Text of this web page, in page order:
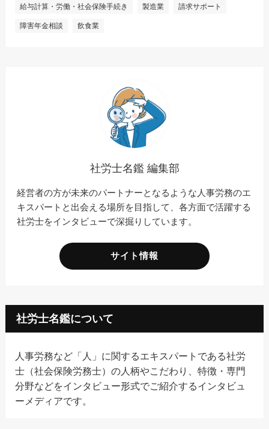
給与計算・労働・社会保険手続き 製造業 請求サポート
障害年金相談 飲食業
社労士名鑑 編集部
経営者の方が未来のパートナーとなるような人事労務のエ
キスパートと出会える場所を目指して、各方面で活躍する
社労士をインタビューで深掘りしています。
サイト情報
社労士名鑑について
人事労務など「人」に関するエキスパートである社労
士（社会保険労務士）の人柄やこだわり、特徴・専門
分野などをインタビュー形式でご紹介するインタビュ
ーメディアです。